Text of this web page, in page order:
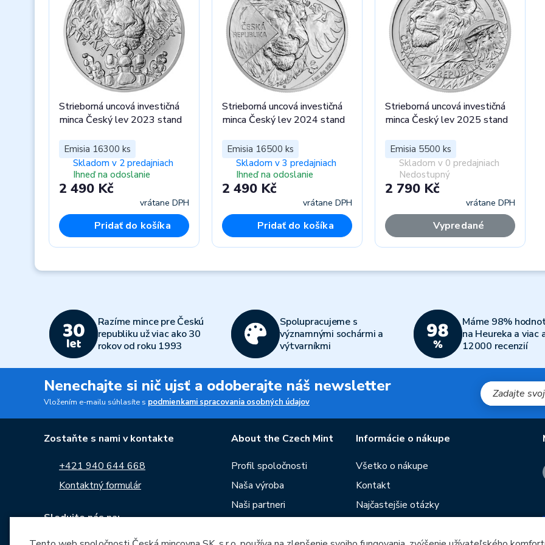
Strieborná uncová investičná
minca Český lev 2023 stand
Emisia 16300 ks
Skladom v 2 predajniach
Ihneď na odoslanie
2 490 Kč
vrátane DPH
Pridať do košíka
Strieborná uncová investičná
minca Český lev 2024 stand
Emisia 16500 ks
Skladom v 3 predajniach
Ihneď na odoslanie
2 490 Kč
vrátane DPH
Pridať do košíka
Strieborná uncová investičná
minca Český lev 2025 stand
Emisia 5500 ks
Skladom v 0 predajniach
Nedostupný
2 790 Kč
vrátane DPH
Vypredané
Razíme mince pre Českú
republiku už viac ako 30
rokov od roku 1993
Spolupracujeme s
významnými sochármi a
výtvarníkmi
Máme 98%
na Heureka a viac
12000 recenzií
Nenechajte si nič ujsť a odoberajte náš newsletter
Vložením e-mailu súhlasíte s podmienkami spracovania osobných údajov
Zostaňte s nami v kontakte
+421 940 644 668
Kontaktný formulár
Sledujte nás na:
About the Czech Mint
Profil spoločnosti
Naša výroba
Naši partneri
Informácie o nákupe
Všetko o nákupe
Kontakt
Najčastejšie otázky